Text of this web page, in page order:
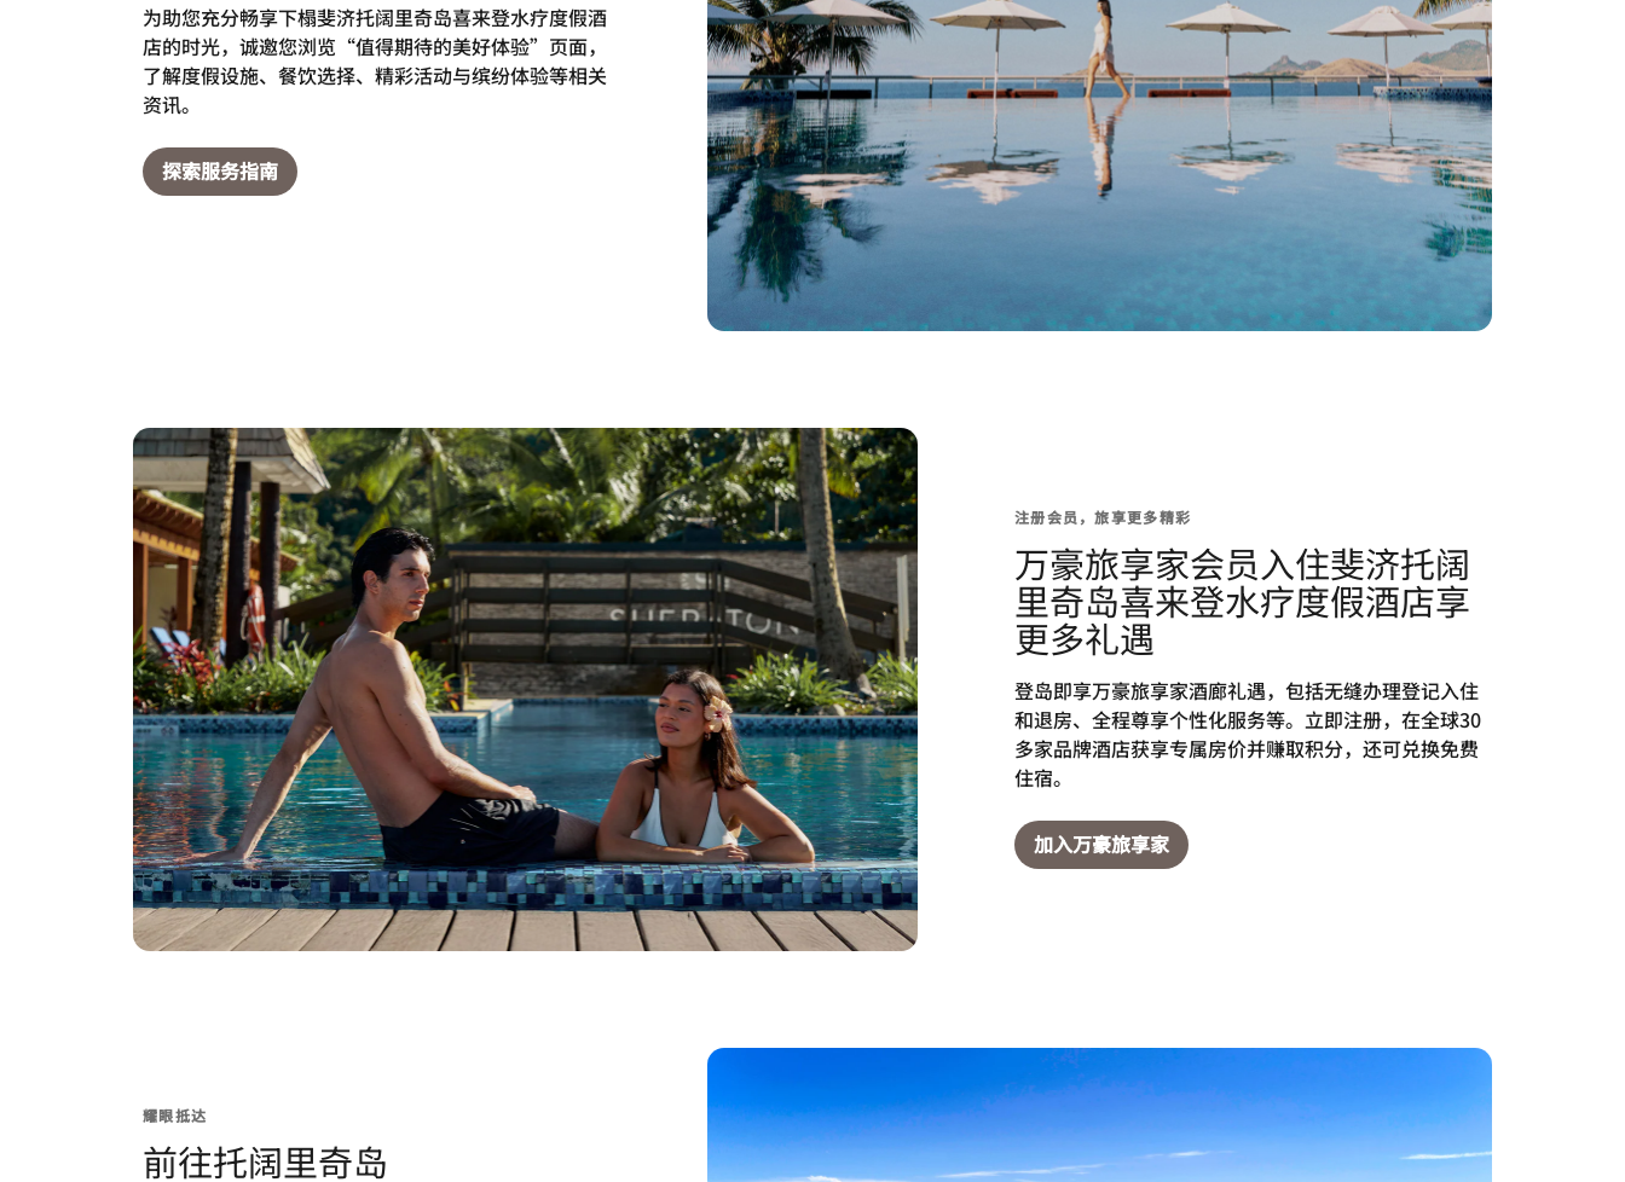
为助您充分畅享下榻斐济托阔里奇岛喜来登水疗度假酒
店的时光，诚邀您浏览“值得期待的美好体验”页面，
了解度假设施、餐饮选择、精彩活动与缤纷体验等相关
资讯。
探索服务指南
注册会员，旅享更多精彩
万豪旅享家会员入住斐济托阔
里奇岛喜来登水疗度假酒店享
更多礼遇
登岛即享万豪旅享家酒廊礼遇，包括无缝办理登记入住
和退房、全程尊享个性化服务等。立即注册，在全球30
多家品牌酒店获享专属房价并赚取积分，还可兑换免费
住宿。
加入万豪旅享家
耀眼抵达
前往托阔里奇岛